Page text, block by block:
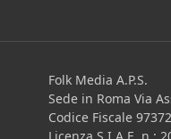
Folk Media A.P.S.
Sede in Roma Via
Codice Fiscale
Licenza S.I.A.E. n.: